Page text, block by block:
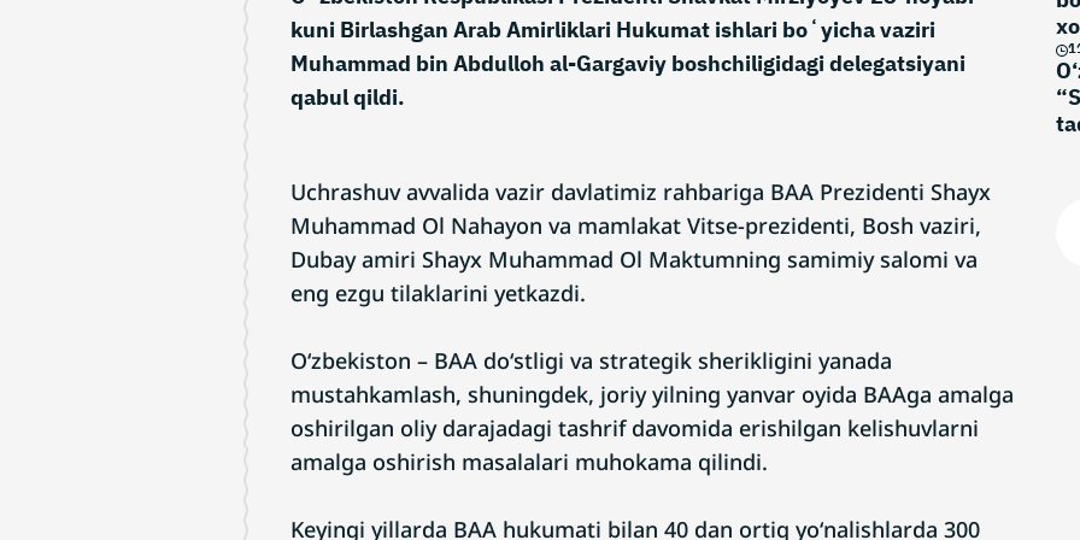
kuni Birlashgan Arab Amirliklari Hukumat ishlari boʻyicha vaziri
Muhammad bin Abdulloh al-Gargaviy boshchiligidagi delegatsiyani
qabul qildi.
Uchrashuv avvalida vazir davlatimiz rahbariga BAA Prezidenti Shayx
Muhammad Ol Nahayon va mamlakat Vitse-prezidenti, Bosh vaziri,
Dubay amiri Shayx Muhammad Ol Maktumning samimiy salomi va
eng ezgu tilaklarini yetkazdi.
Oʻzbekiston – BAA doʻstligi va strategik sherikligini yanada
mustahkamlash, shuningdek, joriy yilning yanvar oyida BAAga amalga
oshirilgan oliy darajadagi tashrif davomida erishilgan kelishuvlarni
amalga oshirish masalalari muhokama qilindi.
Keyingi yillarda BAA hukumati bilan 40 dan ortiq yoʻnalishlarda 300